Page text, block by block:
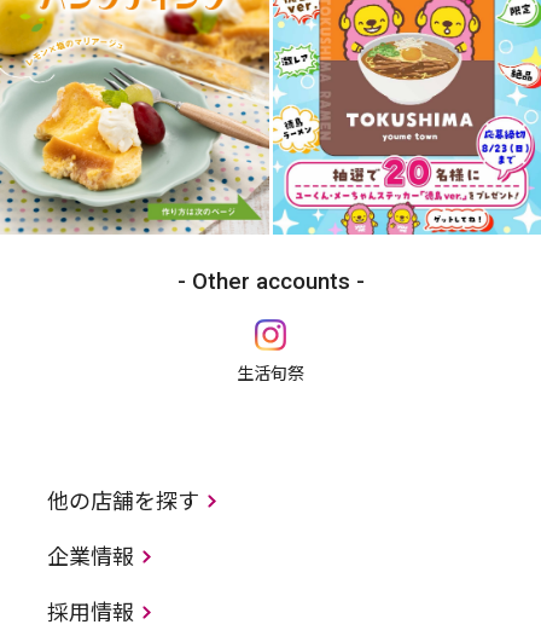
Other accounts
生活旬祭
他の店舗を探す
企業情報
採用情報